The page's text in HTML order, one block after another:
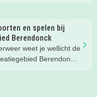
en spelen bij
Berendonck
weet je wellicht de
Berendonck